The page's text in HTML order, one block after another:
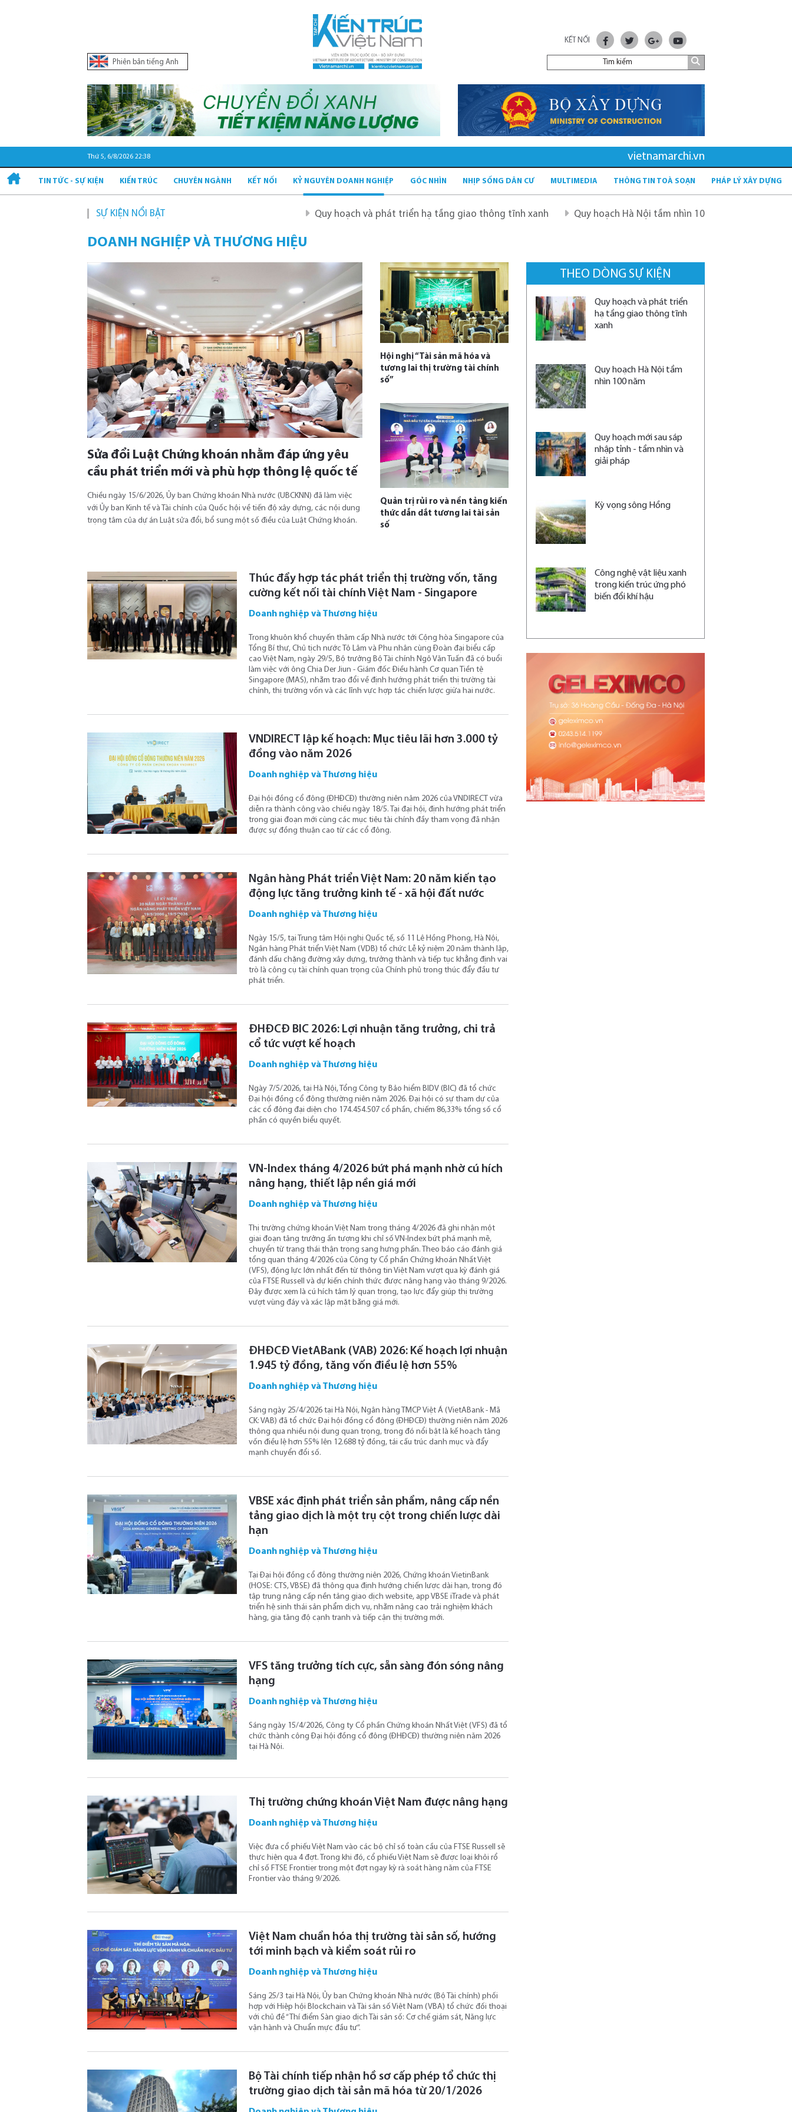
Phiên bản tiếng Anh
KẾT NỐI
Thứ 5, 6/8/2026 22:38 vietnamarchi.vn
TIN TỨC - SỰ KIỆN KIẾN TRÚC CHUYÊN NGÀNH KẾT NỐI KỶ NGUYÊN DOANH NGHIỆP GÓC NHÌN NHỊP SỐNG DÂN CƯ MULTIMEDIA THÔNG TIN TOÀ SOẠN PHÁP LÝ XÂY DỰNG
SỰ KIỆN NỔI BẬT Quy hoạch và phát triển hạ tầng giao thông tĩnh xanh Quy hoạch Hà Nội tầm nhìn 100 năm Quy hoạch mới sau
DOANH NGHIỆP VÀ THƯƠNG HIỆU
Sửa đổi Luật Chứng khoán nhằm đáp ứng yêu
cầu phát triển mới và phù hợp thông lệ quốc tế
Chiều ngày 15/6/2026, Ủy ban Chứng khoán Nhà nước (UBCKNN) đã làm việc
với Ủy ban Kinh tế và Tài chính của Quốc hội về tiến độ xây dựng, các nội dung
trọng tâm của dự án Luật sửa đổi, bổ sung một số điều của Luật Chứng khoán.
Hội nghị “Tài sản mã hóa và
tương lai thị trường tài chính
số”
Quản trị rủi ro và nền tảng kiến
thức dẫn dắt tương lai tài sản
số
Thúc đẩy hợp tác phát triển thị trường vốn, tăng
cường kết nối tài chính Việt Nam - Singapore
Doanh nghiệp và Thương hiệu
Trong khuôn khổ chuyến thăm cấp Nhà nước tới Cộng hòa Singapore của
Tổng Bí thư, Chủ tịch nước Tô Lâm và Phu nhân cùng Đoàn đại biểu cấp
cao Việt Nam, ngày 29/5, Bộ trưởng Bộ Tài chính Ngô Văn Tuấn đã có buổi
làm việc với ông Chia Der Jiun - Giám đốc Điều hành Cơ quan Tiền tệ
Singapore (MAS), nhằm trao đổi về định hướng phát triển thị trường tài
chính, thị trường vốn và các lĩnh vực hợp tác chiến lược giữa hai nước.
VNDIRECT lập kế hoạch: Mục tiêu lãi hơn 3.000 tỷ
đồng vào năm 2026
Doanh nghiệp và Thương hiệu
Đại hội đồng cổ đông (ĐHĐCĐ) thường niên năm 2026 của VNDIRECT vừa
diễn ra thành công vào chiều ngày 18/5. Tại đại hội, định hướng phát triển
trong giai đoạn mới cùng các mục tiêu tài chính đầy tham vọng đã nhận
được sự đồng thuận cao từ các cổ đông.
Ngân hàng Phát triển Việt Nam: 20 năm kiến tạo
động lực tăng trưởng kinh tế - xã hội đất nước
Doanh nghiệp và Thương hiệu
Ngày 15/5, tại Trung tâm Hội nghị Quốc tế, số 11 Lê Hồng Phong, Hà Nội,
Ngân hàng Phát triển Việt Nam (VDB) tổ chức Lễ kỷ niệm 20 năm thành lập,
đánh dấu chặng đường xây dựng, trưởng thành và tiếp tục khẳng định vai
trò là công cụ tài chính quan trọng của Chính phủ trong thúc đẩy đầu tư
phát triển.
ĐHĐCĐ BIC 2026: Lợi nhuận tăng trưởng, chi trả
cổ tức vượt kế hoạch
Doanh nghiệp và Thương hiệu
Ngày 7/5/2026, tại Hà Nội, Tổng Công ty Bảo hiểm BIDV (BIC) đã tổ chức
Đại hội đồng cổ đông thường niên năm 2026. Đại hội có sự tham dự của
các cổ đông đại diện cho 174.454.507 cổ phần, chiếm 86,33% tổng số cổ
phần có quyền biểu quyết.
VN-Index tháng 4/2026 bứt phá mạnh nhờ cú hích
nâng hạng, thiết lập nền giá mới
Doanh nghiệp và Thương hiệu
Thị trường chứng khoán Việt Nam trong tháng 4/2026 đã ghi nhận một
giai đoạn tăng trưởng ấn tượng khi chỉ số VN-Index bứt phá mạnh mẽ,
chuyển từ trạng thái thận trọng sang hưng phấn. Theo báo cáo đánh giá
tổng quan tháng 4/2026 của Công ty Cổ phần Chứng khoán Nhất Việt
(VFS), động lực lớn nhất đến từ thông tin Việt Nam vượt qua kỳ đánh giá
của FTSE Russell và dự kiến chính thức được nâng hạng vào tháng 9/2026.
Đây được xem là cú hích tâm lý quan trọng, tạo lực đẩy giúp thị trường
vượt vùng đáy và xác lập mặt bằng giá mới.
ĐHĐCĐ VietABank (VAB) 2026: Kế hoạch lợi nhuận
1.945 tỷ đồng, tăng vốn điều lệ hơn 55%
Doanh nghiệp và Thương hiệu
Sáng ngày 25/4/2026 tại Hà Nội, Ngân hàng TMCP Việt Á (VietABank - Mã
CK: VAB) đã tổ chức Đại hội đồng cổ đông (ĐHĐCĐ) thường niên năm 2026
thông qua nhiều nội dung quan trọng, trong đó nổi bật là kế hoạch tăng
vốn điều lệ hơn 55% lên 12.688 tỷ đồng, tái cấu trúc danh mục và đẩy
mạnh chuyển đổi số.
VBSE xác định phát triển sản phẩm, nâng cấp nền
tảng giao dịch là một trụ cột trong chiến lược dài
hạn
Doanh nghiệp và Thương hiệu
Tại Đại hội đồng cổ đông thường niên 2026, Chứng khoán VietinBank
(HOSE: CTS, VBSE) đã thông qua định hướng chiến lược dài hạn, trong đó
tập trung nâng cấp nền tảng giao dịch website, app VBSE iTrade và phát
triển hệ sinh thái sản phẩm dịch vụ, nhằm nâng cao trải nghiệm khách
hàng, gia tăng độ cạnh tranh và tiếp cận thị trường mới.
VFS tăng trưởng tích cực, sẵn sàng đón sóng nâng
hạng
Doanh nghiệp và Thương hiệu
Sáng ngày 15/4/2026, Công ty Cổ phần Chứng khoán Nhất Việt (VFS) đã tổ
chức thành công Đại hội đồng cổ đông (ĐHĐCĐ) thường niên năm 2026
tại Hà Nội.
Thị trường chứng khoán Việt Nam được nâng hạng
Doanh nghiệp và Thương hiệu
Việc đưa cổ phiếu Việt Nam vào các bộ chỉ số toàn cầu của FTSE Russell sẽ
thực hiện qua 4 đợt. Trong khi đó, cổ phiếu Việt Nam sẽ được loại khỏi rổ
chỉ số FTSE Frontier trong một đợt ngay kỳ rà soát hàng năm của FTSE
Frontier vào tháng 9/2026.
Việt Nam chuẩn hóa thị trường tài sản số, hướng
tới minh bạch và kiểm soát rủi ro
Doanh nghiệp và Thương hiệu
Sáng 25/3 tại Hà Nội, Ủy ban Chứng khoán Nhà nước (Bộ Tài chính) phối
hợp với Hiệp hội Blockchain và Tài sản số Việt Nam (VBA) tổ chức đối thoại
với chủ đề “Thí điểm Sàn giao dịch Tài sản số: Cơ chế giám sát, Năng lực
vận hành và Chuẩn mực đầu tư”.
Bộ Tài chính tiếp nhận hồ sơ cấp phép tổ chức thị
trường giao dịch tài sản mã hóa từ 20/1/2026
THEO DÒNG SỰ KIỆN
Quy hoạch và phát triển
hạ tầng giao thông tĩnh
xanh
Quy hoạch Hà Nội tầm
nhìn 100 năm
Quy hoạch mới sau sáp
nhập tỉnh - tầm nhìn và
giải pháp
Kỳ vọng sông Hồng
Công nghệ vật liệu xanh
trong kiến trúc ứng phó
biến đổi khí hậu